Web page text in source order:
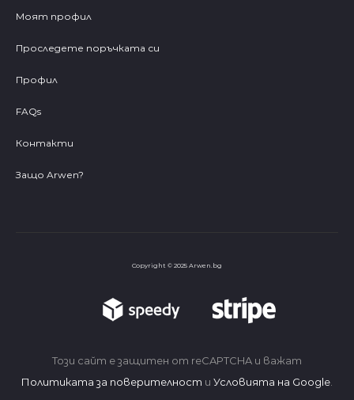
Моят профил
Проследете поръчката си
Профил
FAQs
Контакти
Защо Arwen?
Copyright © 2025 Arwen.bg
Този сайт е защитен от reCAPTCHA и важат
Политиката за поверителност и Условията на Google